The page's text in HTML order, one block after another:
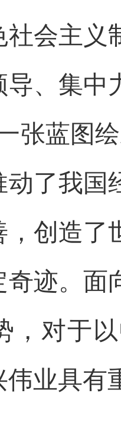
会主义
导、集中
张蓝图
了我国
，创造了
迹。面
，对于
业具有